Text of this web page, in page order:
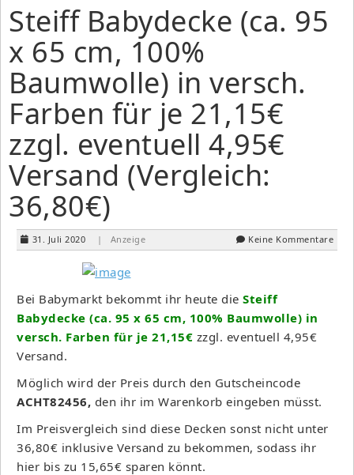
Steiff Babydecke (ca. 95
x 65 cm, 100%
Baumwolle) in versch.
Farben für je 21,15€
zzgl. eventuell 4,95€
Versand (Vergleich:
36,80€)
31. Juli 2020 | Anzeige Keine Kommentare
Bei Babymarkt bekommt ihr heute die Steiff
Babydecke (ca. 95 x 65 cm, 100% Baumwolle) in
versch. Farben für je 21,15€ zzgl. eventuell 4,95€
Versand.
Möglich wird der Preis durch den Gutscheincode
ACHT82456, den ihr im Warenkorb eingeben müsst.
Im Preisvergleich sind diese Decken sonst nicht unter
36,80€ inklusive Versand zu bekommen, sodass ihr
hier bis zu 15,65€ sparen könnt.